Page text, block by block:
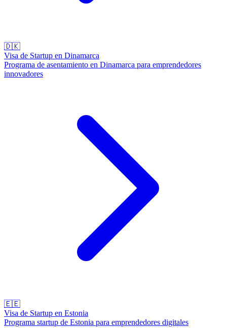
🇩🇰
Visa de Startup en Dinamarca
Programa de asentamiento en Dinamarca para emprendedores
innovadores
🇪🇪
Visa de Startup en Estonia
Programa startup de Estonia para emprendedores digitales